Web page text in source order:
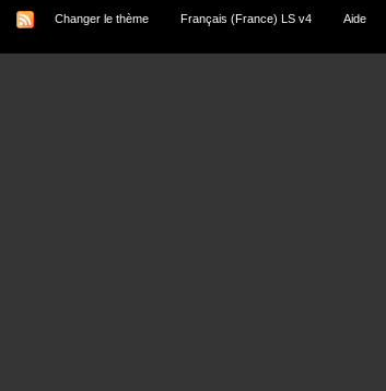
Changer le thème Français (France) LS v4 Aide